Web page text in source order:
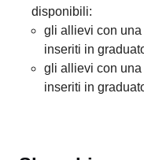
disponibili:
gli allievi con
inseriti in
gli allievi con
inseriti in